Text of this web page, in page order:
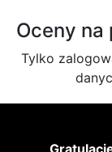
Oceny
Tylko